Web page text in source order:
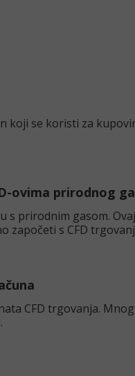
koji se koristi za
ovima prirodnog
s prirodnim gasom.
započeti s CFD
CFD trgovanja.